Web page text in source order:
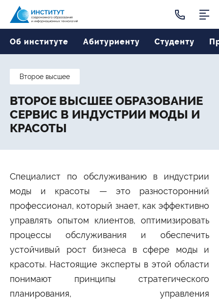
Личный кабинет
Об институте
Сведения об образовательной организации
Реквизиты
Отзывы об Институте
Программы обучения
Дизайн Менеджмент
Психология
Реклама и связи с общественностью
Экономика
Юриспруденция
Абитуриенту
Количество мест для приёма
Дни открытых дверей
Перевод в наш институт
Вопрос-ответ
Вступительные испытания
Международная программа
Военно-учетный стол Миграционный учет
Полезные ссылки
Антиплагиат
Карта москвича
Центр правовой помощи
Новости и Объявления
Статьи

Об институте Абитуриенту Студенту
Второе высшее
ВТОРОЕ ВЫСШЕЕ ОБРАЗОВАНИЕ
СЕРВИС В ИНДУСТРИИ МОДЫ И
КРАСОТЫ
Специалист по обслуживанию в индустрии
моды и красоты — это разносторонний
профессионал, который знает, как эффективно
управлять опытом клиентов, оптимизировать
процессы обслуживания и обеспечить
устойчивый рост бизнеса в сфере моды и
красоты. Настоящие эксперты в этой области
понимают принципы стратегического
планирования, управления